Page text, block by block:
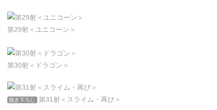
第29射＜ユニコーン＞
第30射＜ドラゴン＞
描き下ろし 第31射＜スライム・再び＞